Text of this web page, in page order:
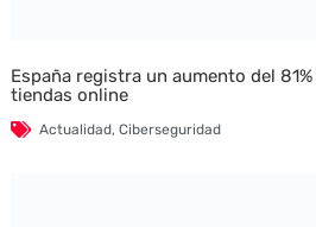
España registra un aumento del
tiendas online
Actualidad, Ciberseguridad